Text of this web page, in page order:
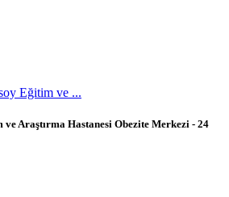
Eğitim ve ...
Araştırma Hastanesi Obezite Merkezi - 24